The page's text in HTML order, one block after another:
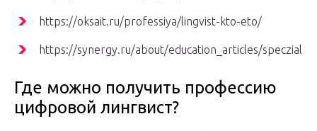
https://oksait.ru/professiya/lingvist-kto-eto/
https://synergy.ru/about/education_articles/
Где можно получить профессию
цифровой лингвист?